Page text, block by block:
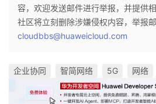
容，欢迎发送邮件进行举报，并提供
社区将立刻删除涉嫌侵权内容，举报邮
cloudbbs@huaweicloud.com
企业协同 智简网络 5G 网络